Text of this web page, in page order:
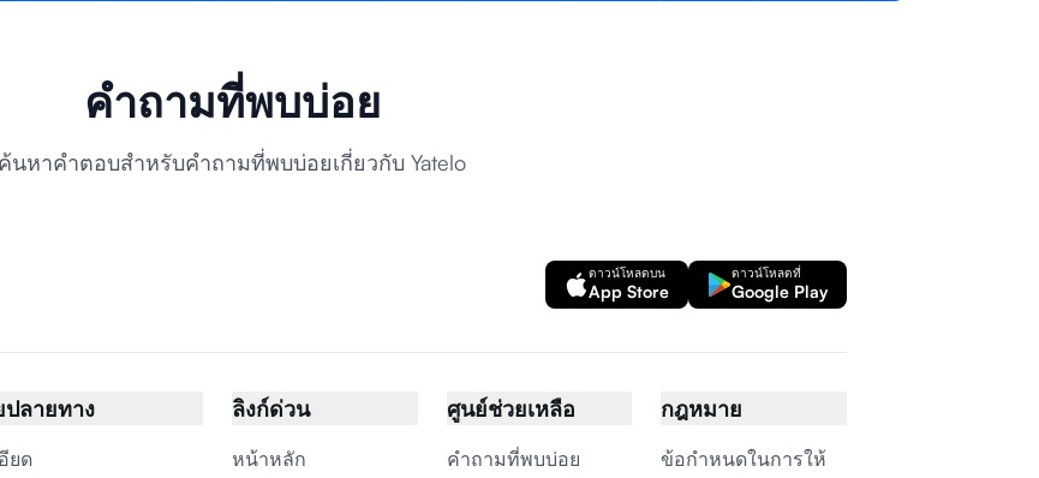
คำถามที่พบบ่อย
ค้นหาคำตอบสำหรับคำถามที่พบบ่อยเกี่ยวกับ Yatelo
ดาวน์โหลดบน
App Store
ดาวน์โหลดที่
Google Play
ลายทาง
ยด
ลิงก์ด่วน
หน้าหลัก
ศูนย์ช่วยเหลือ
คำถามที่พบบ่อย
กฎหมาย
ข้อกำหนดในการให้